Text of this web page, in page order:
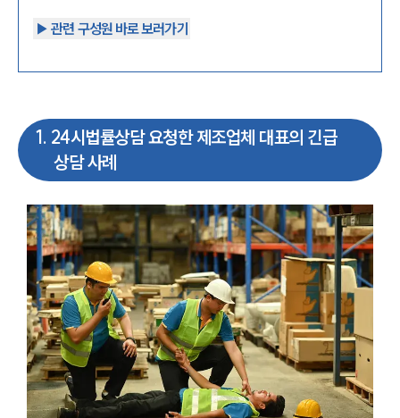
▶︎ 관련 구성원 바로 보러가기
1. 24시법률상담 요청한 제조업체 대표의 긴급
상담 사례